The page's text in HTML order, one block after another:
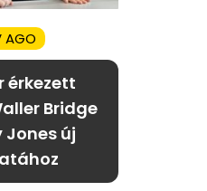
AGO
érkezett
Bridge
Jones új